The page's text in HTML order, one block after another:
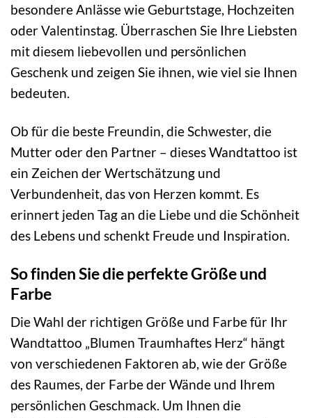
besondere Anlässe wie Geburtstage, Hochzeiten
oder Valentinstag. Überraschen Sie Ihre Liebsten
mit diesem liebevollen und persönlichen
Geschenk und zeigen Sie ihnen, wie viel sie Ihnen
bedeuten.
Ob für die beste Freundin, die Schwester, die
Mutter oder den Partner – dieses Wandtattoo ist
ein Zeichen der Wertschätzung und
Verbundenheit, das von Herzen kommt. Es
erinnert jeden Tag an die Liebe und die Schönheit
des Lebens und schenkt Freude und Inspiration.
So finden Sie die perfekte Größe und
Farbe
Die Wahl der richtigen Größe und Farbe für Ihr
Wandtattoo „Blumen Traumhaftes Herz“ hängt
von verschiedenen Faktoren ab, wie der Größe
des Raumes, der Farbe der Wände und Ihrem
persönlichen Geschmack. Um Ihnen die